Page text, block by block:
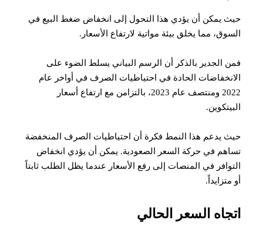
حيث يمكن أن يؤدي هذا التحول إلى انخفاض ضغط البيع في
السوق، مما يخلق بيئة مواتية لارتفاع الأسعار.
فمن الجدير بالذكر أن الرسم البياني يسلط الضوء على
الانخفاضات الحادة في احتياطيات الصرف في أواخر عام
2022 ومنتصف عام 2023، بالتزامن مع ارتفاع أسعار
البيتكوين.
حيث يدعم هذا النمط فكرة أن احتياطيات الصرف المنخفضة
تساهم في حركة السعر الصعودية. يمكن أن يؤدي انخفاض
التوافر في المنصات إلى رفع الأسعار عندما يظل الطلب ثابتاً
أو متزايداً.
اتجاه السعر الحالي